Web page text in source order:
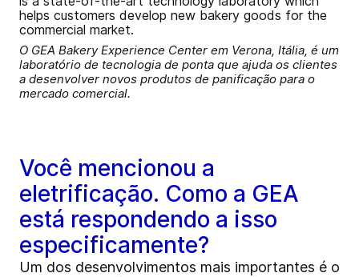
O GEA Bakery Experience Center em Verona, Itália, é um
laboratório de tecnologia de ponta que ajuda os clientes
a desenvolver novos produtos de panificação para o
mercado comercial.
Você mencionou a
eletrificação. Como a GEA
está respondendo a isso
especificamente?
Um dos desenvolvimentos mais importantes é o